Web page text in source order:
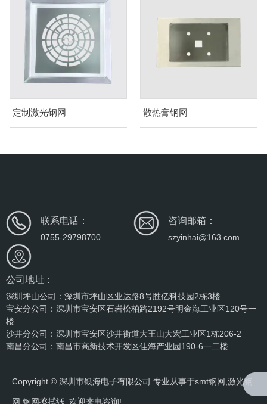
定制激光钢网 散热膏钢网
联系电话：
0755-29798700
咨询邮箱：
szyinhai@163.com
公司地址：
深圳坪山公司：深圳市坪山区业达路8号胜亿科技园2栋3楼
宝安分公司：深圳市宝安区石岩松柏路2192号明金海工业区120号一
楼
沙井分公司：深圳市宝安区沙井街道大王山大宏工业区1栋206-2
南昌分公司：南昌市高新技术开发区佳海产业园190-6一二楼
Copyright © 深圳市银海电子有限公司 专业从事于smt钢网 激光钢
网 钢网擦拭纸 , 欢迎来电咨询!